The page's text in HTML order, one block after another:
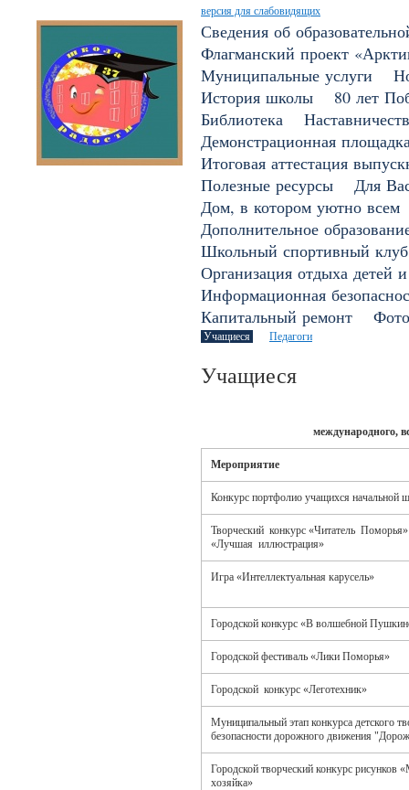
версия для слабовидящих
Сведения об
Флагманский проект
Муниципальные услуги
История школы
80 лет
Библиотека
Демонстрационная
Итоговая аттестация
Полезные ресурсы
Для
Дом, в котором уютно всем
Дополнительное
Школьный спортивный клуб
Организация отдыха детей
Информационная
Капитальный ремонт
Учащиеся Педагоги
Учащиеся
международного,
Мероприятие
Конкурс портфолио учащихся начальной
Творческий конкурс «Читатель
«Лучшая иллюстрация»
Игра «Интеллектуальная карусель»
Городской конкурс «В волшебной
Городской фестиваль «Лики Поморья»
Городской конкурс «Леготехник»
Муниципальный этап конкурса детского
безопасности дорожного движения
Городской творческий конкурс рисунков
хозяйка»